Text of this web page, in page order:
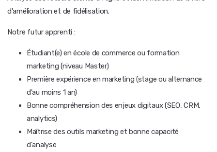
d'amélioration et de fidélisation.
Notre futur apprenti :
Étudiant(e) en école de commerce ou formation
marketing (niveau Master)
Première expérience en marketing (stage ou alternance
d'au moins 1 an)
Bonne compréhension des enjeux digitaux (SEO, CRM,
analytics)
Maîtrise des outils marketing et bonne capacité
d'analyse